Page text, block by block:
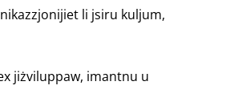
li jsiru kuljum,
jiżviluppaw, imantnu u